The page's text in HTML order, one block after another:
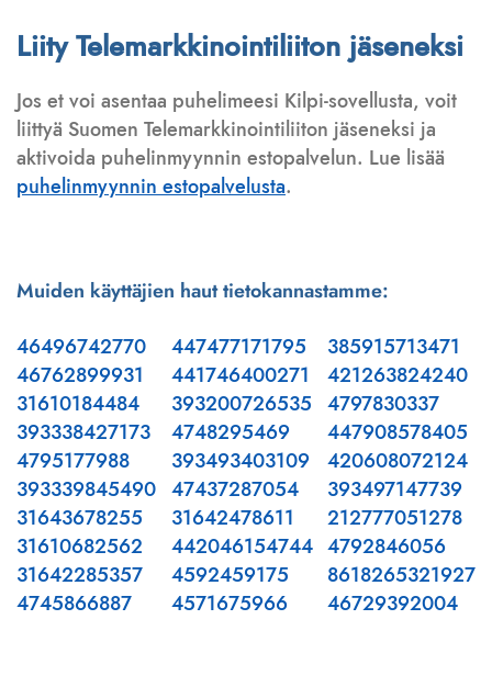
Liity Telemarkkinointiliiton jäseneksi
Jos et voi asentaa puhelimeesi Kilpi-sovellusta, voit
liittyä Suomen Telemarkkinointiliiton jäseneksi ja
aktivoida puhelinmyynnin estopalvelun. Lue lisää
puhelinmyynnin estopalvelusta.
Muiden käyttäjien haut tietokannastamme:
46496742770
46762899931
31610184484
393338427173
4795177988
393339845490
31643678255
31610682562
31642285357
4745866887
447477171795
441746400271
393200726535
4748295469
393493403109
47437287054
31642478611
442046154744
4592459175
4571675966
385915713471
421263824240
4797830337
447908578405
420608072124
393497147739
212777051278
4792846056
8618265321927
46729392004